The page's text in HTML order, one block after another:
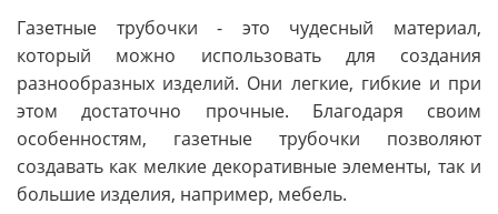
Газетные трубочки - это чудесный материал,
который можно использовать для создания
разнообразных изделий. Они легкие, гибкие и при
этом достаточно прочные. Благодаря своим
особенностям, газетные трубочки позволяют
создавать как мелкие декоративные элементы, так и
большие изделия, например, мебель.